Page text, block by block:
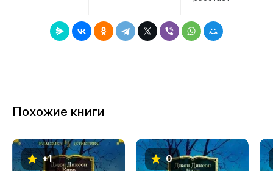
12
13
14
Похожие книги
+1 0